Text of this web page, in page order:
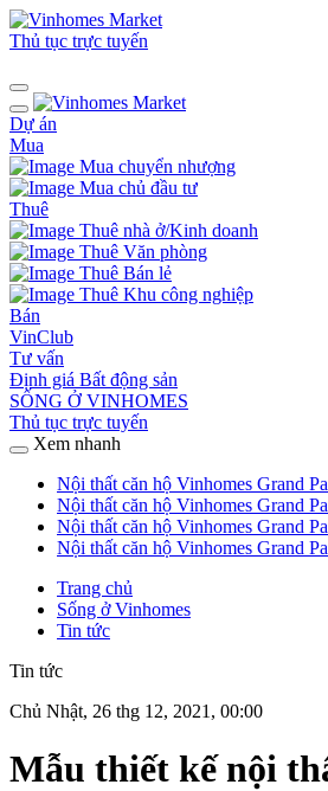
Thủ tục trực tuyến
Dự án
Mua
Mua chuyển nhượng
Mua chủ đầu tư
Thuê
Thuê nhà ở/Kinh doanh
Thuê Văn phòng
Thuê Bán lẻ
Thuê Khu công nghiệp
Bán
VinClub
Tư vấn
Định giá Bất động sản
SỐNG Ở VINHOMES
Thủ tục trực tuyến
Xem nhanh
Nội thất căn hộ Vinhomes Grand
Nội thất căn hộ Vinhomes Grand
Nội thất căn hộ Vinhomes Grand
Nội thất căn hộ Vinhomes Grand
Trang chủ
Sống ở Vinhomes
Tin tức
Tin tức
Chủ Nhật, 26 thg 12, 2021, 00:00
Mẫu thiết kế nội